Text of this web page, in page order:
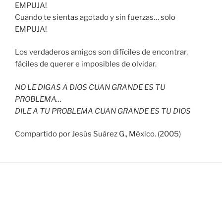
EMPUJA!
Cuando te sientas agotado y sin fuerzas… solo
EMPUJA!
Los verdaderos amigos son difíciles de encontrar,
fáciles de querer e imposibles de olvidar.
NO LE DIGAS A DIOS CUAN GRANDE ES TU
PROBLEMA…
DILE A TU PROBLEMA CUAN GRANDE ES TU DIOS
Compartido por Jesús Suárez G., México. (2005)